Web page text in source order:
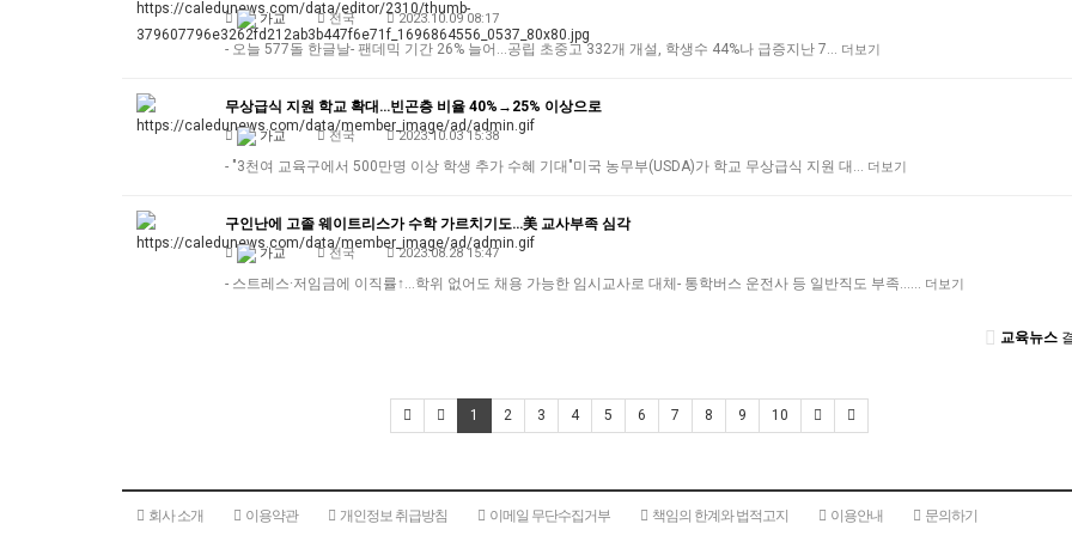
가교 전국 2023.10.09 08:17
- 오늘 577돌 한글날- 팬데믹 기간 26% 늘어…공립 초중고 332개 개설, 학생수 44%나 급증지난 7… 더보기
무상급식 지원 학교 확대…빈곤층 비율 40%→25% 이상으로
가교 전국 2023.10.03 15:38
- "3천여 교육구에서 500만명 이상 학생 추가 수혜 기대"미국 농무부(USDA)가 학교 무상급식 지원 대… 더보기
구인난에 고졸 웨이트리스가 수학 가르치기도…美 교사부족 심각
가교 전국 2023.08.28 15:47
- 스트레스·저임금에 이직률↑…학위 없어도 채용 가능한 임시교사로 대체- 통학버스 운전사 등 일반직도 부족…… 더보기
교육뉴스
1 2 3 4 5 6 7 8 9 10
회사 소개 이용약관 개인정보 취급방침 이메일 무단수집거부 책임의 한계와 법적고지 이용안내 문의하기